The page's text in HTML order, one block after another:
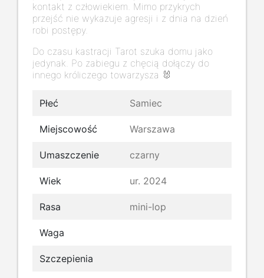
kontakt z człowiekiem. Mimo przykrych
przejść nie wykazuje agresji i z dnia na dzień
robi postępy.
Do czasu kastracji Tarot szuka domu jako
jedynak. Po zabiegu z chęcią dołączy do
innego króliczego towarzysza 🐰
Płeć Samiec
Miejscowość Warszawa
Umaszczenie czarny
Wiek ur. 2024
Rasa mini-lop
Waga
Szczepienia